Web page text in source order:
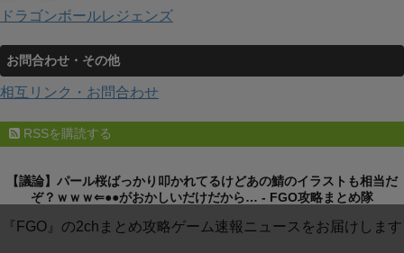
ドラゴンボールレジェンズ
お問合わせ・その他
相互リンク・お問合わせ
RSSを購読する
【議論】パール桜ばっかり叩かれてるけどあの鯖のイラストも相当だ
ぞ？ｗｗｗ⇐●●がおかしいだけだから… - FGO攻略まとめ隊
『FGO』の2chまとめ攻略ゲーム速報ニュースをお届けします